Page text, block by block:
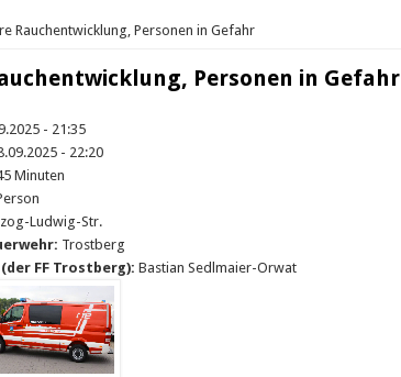
Rauchentwicklung, Personen in Gefahr
Personen in Gefahr
- 21:35
- 22:20
Minuten
Ludwig-Str.
Trostberg
FF Trostberg): Bastian Sedlmaier-Orwat